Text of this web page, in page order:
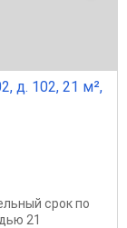
д. 102, 21 м²,
срок по
21